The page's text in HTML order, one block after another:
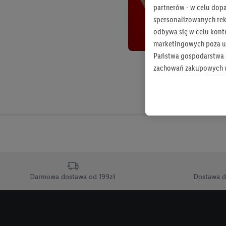
Darmowa dostawa od 199zł Dostawa
partnerów - w celu
spersonalizowanych
odbywa się w celu
marketingowych poza
Państwa
zachowań zakupowych
Tworzenie
usług. Obejmuje to
informacji z konta
końcowych w celu
przetwarzanie
opracowywania ofert
Jeśli użytkownik